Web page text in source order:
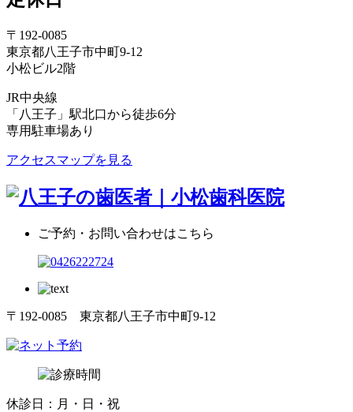
〒192-0085
東京都八王子市中町9-12
小松ビル2階
JR中央線
「八王子」駅北口から徒歩6分
専用駐車場あり
アクセスマップを見る
ご予約・お問い合わせはこちら
〒192-0085 東京都八王子市中町9-12
休診日：月・日・祝